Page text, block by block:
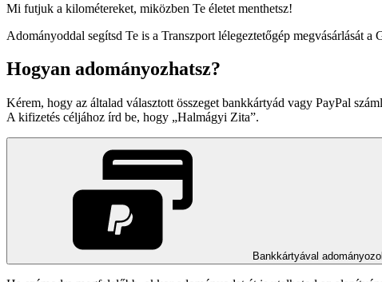
Mi futjuk a kilométereket, miközben Te életet menthetsz!
Adományoddal segítsd Te is a Transzport lélegeztetőgép megvásárlását a
Hogyan adományozhatsz?
Kérem, hogy az általad választott összeget bankkártyád vagy PayPal
A kifizetés céljához írd be, hogy
Halmágyi Zita .
Bankkártyával